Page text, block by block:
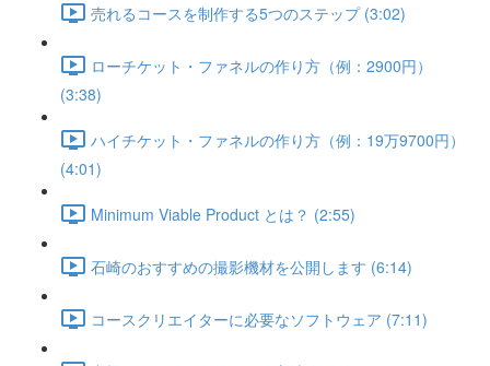
売れるコースを制作する5つのステップ (3:02)
ローチケット・ファネルの作り方（例：2900円）
(3:38)
ハイチケット・ファネルの作り方（例：19万9700円）
(4:01)
Minimum Viable Product とは？ (2:55)
石崎のおすすめの撮影機材を公開します (6:14)
コースクリエイターに必要なソフトウェア (7:11)